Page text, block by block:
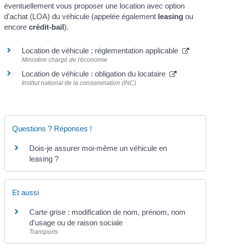
éventuellement vous proposer une location avec option
d'achat (LOA) du véhicule (appelée également leasing ou
encorecrédit-bail).
Location de véhicule : réglementation applicable
Ministère chargé de l'économie
Location de véhicule : obligation du locataire
Institut national de la consommation (INC)
Questions ? Réponses !
Dois-je assurer moi-même un véhicule en
leasing ?
Et aussi
Carte grise : modification de nom, prénom, nom
d'usage ou de raison sociale
Transports